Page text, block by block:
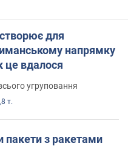
для
напрямку
це вдалося
угруповання
т.
з ракетами